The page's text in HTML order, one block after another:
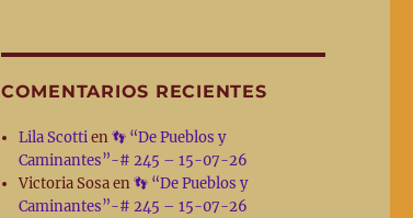
COMENTARIOS RECIENTES
Lila Scottien👣 “De Pueblos y
Caminantes”-# 245 – 15-07-26
Victoria Sosaen👣 “De Pueblos y
Caminantes”-# 245 – 15-07-26